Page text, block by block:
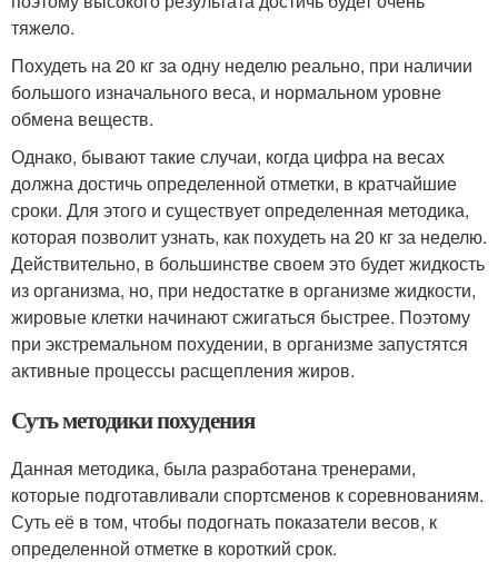
тяжело.
Похудеть на 20 кг за одну неделю реально, при наличии
большого изначального веса, и нормальном уровне
обмена веществ.
Однако, бывают такие случаи, когда цифра на весах
должна достичь определенной отметки, в кратчайшие
сроки. Для этого и существует определенная методика,
которая позволит узнать, как похудеть на 20 кг за неделю.
Действительно, в большинстве своем это будет жидкость
из организма, но, при недостатке в организме жидкости,
жировые клетки начинают сжигаться быстрее. Поэтому
при экстремальном похудении, в организме запустятся
активные процессы расщепления жиров.
Суть методики похудения
Данная методика, была разработана тренерами,
которые подготавливали спортсменов к соревнованиям.
Суть её в том, чтобы подогнать показатели весов, к
определенной отметке в короткий срок.